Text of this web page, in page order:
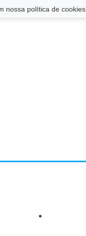
nossa política de cookies.